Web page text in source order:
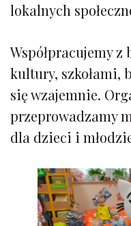
lokalnych
Współpracujemy
kultury, szkołami,
się wzajemnie.
przeprowadzamy
dla dzieci i